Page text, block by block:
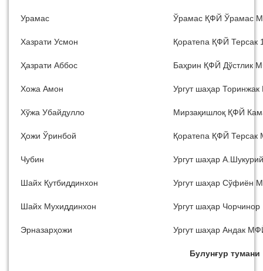
Урамас Ўрамас ҚФЙ Ўрамас
Хазрати Усмон Қоратепа ҚФЙ
Ҳазрати Аббос Баҳрин ҚФЙ Дўстлик
Хожа Амон Ургут шаҳар
Хўжа Убайдулло Мирзақишлоқ ҚФЙ
Ҳожи Ўринбой Қоратепа ҚФЙ
Чубин Ургут шаҳар
Шайх Қутбиддинхон Ургут шаҳар Сўфиён
Шайх Мухиддинхон Ургут шаҳар
Эрназарҳожи Ургут шаҳар Андак
Булунғур тумани